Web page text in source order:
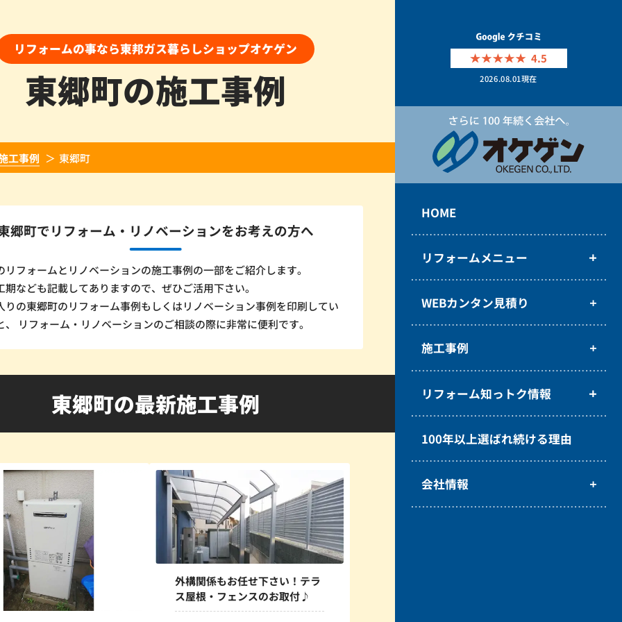
4.5
2026.08.01現在
HOME
リフォームメニュー
WEBカンタン見積り
施工事例
リフォーム知っトク情報
100年以上選ばれ続ける理由
会社情報
リフォームの事なら東邦ガス暮らしショップオケゲン
東郷町の施工事例
工事例 東郷町
郷町でリフォーム・ リノベーションをお考えの方へ
リフォームとリノベーションの施工事例の一部をご紹介します。
期なども記載してありますので、ぜひご活用下さい。
りの東郷町のリフォーム事例もしくはリノベーション事例を印刷してい
、 リフォーム・リノベーションのご相談の際に非常に便利です。
東郷町の最新施工事例
外構関係もお任せ下さい！テラ
ス屋根・フェンスのお取付♪